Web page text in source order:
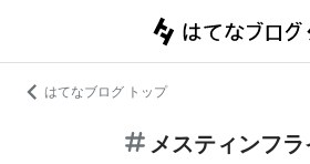
はてなブログ トップ
メスティンフラ